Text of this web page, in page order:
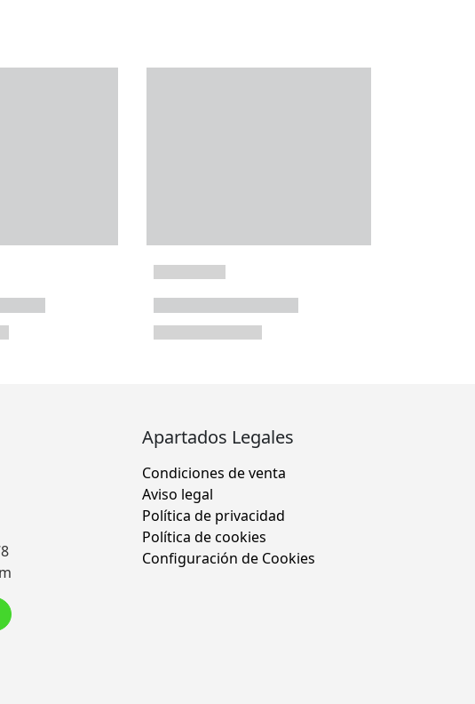
Apartados Legales
Condiciones de venta
Aviso legal
Política de privacidad
Política de cookies
Configuración de Cookies